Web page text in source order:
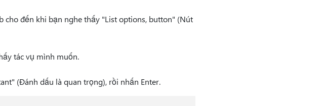
cho đến khi bạn nghe thấy "List options, button" (Nút
tác vụ mình muốn.
(Đánh dấu là quan trọng), rồi nhấn Enter.